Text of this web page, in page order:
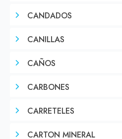
CANDADOS
CANILLAS
CAÑOS
CARBONES
CARRETELES
CARTON MINERAL